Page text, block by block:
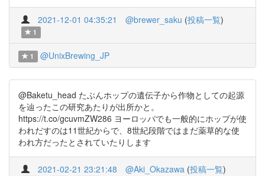
2021-12-01 04:35:21 @brewer_saku (投稿一覧)
1
1 @UnixBrewing_JP
@Baketu_head たぶんホップの遺伝子から作物としての起源
を辿ったこの研究あたりが出所かと。
https://t.co/gcuvmZW286 ヨーロッパでも一般的にホップが使
われだすのは11世紀からで、8世紀段階ではまだ薬草的な使
われ方だったとされていたりします
2021-02-21 23:21:48 @Aki_Okazawa (投稿一覧)